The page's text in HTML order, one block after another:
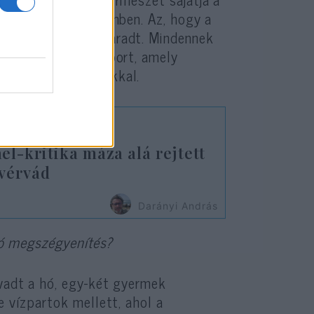
volt a történelemben. Az, hogy a
örök toposz maradt. Mindennek
népcsoport, amely
pogány ideológiákkal.
kritika máza alá rejtett
Darányi András
megszégyenítés?
a hó, egy-két gyermek
vízpartok mellett, ahol a